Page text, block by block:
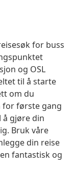
for buss
og OSL
til å starte
om du
for første gang
å gjøre din
Bruk våre
din reise
fantastisk og